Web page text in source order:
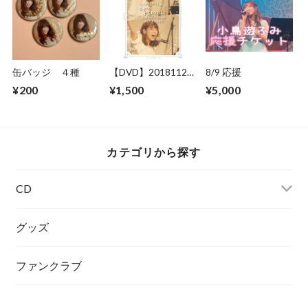
缶バッジ ４種
¥200
【DVD】20181123
¥1,500
8/9 応援
¥5,000
カテゴリから探す
CD
グッズ
ファンクラブ